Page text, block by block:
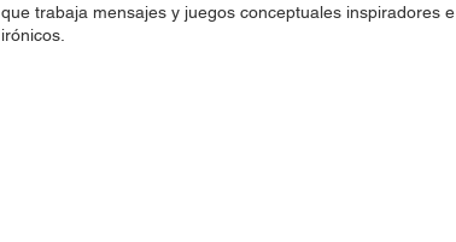
que trabaja mensajes y juegos conceptuales inspiradores e
irónicos.